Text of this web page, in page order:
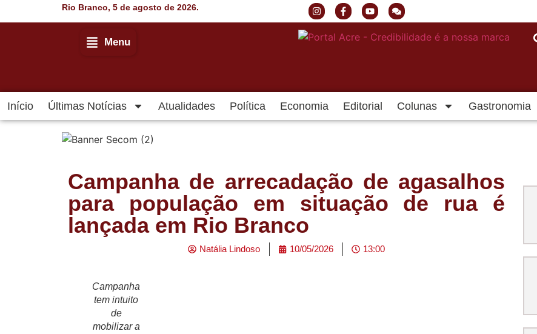
Rio Branco, 5 de agosto de 2026.
Menu
Início Últimas Notícias Atualidades Política Economia Editorial Colunas Gastronomia
Campanha de arrecadação de agasalhos
para população em situação de rua é
lançada em Rio Branco
Natália Lindoso 10/05/2026 13:00
Campanha
tem intuito
de
mobilizar a